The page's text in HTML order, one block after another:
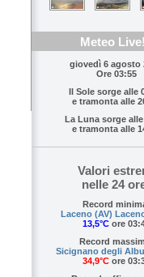
Meteo Live!
giovedì 6 agosto
Ore 03:55
Il Sole sorge alle
e tramonta alle
La Luna sorge alle
e tramonta alle
Valori
nelle 24
Record
Laceno (AV)
13,5°Core
Record
Sicignano degli
34,9°Core